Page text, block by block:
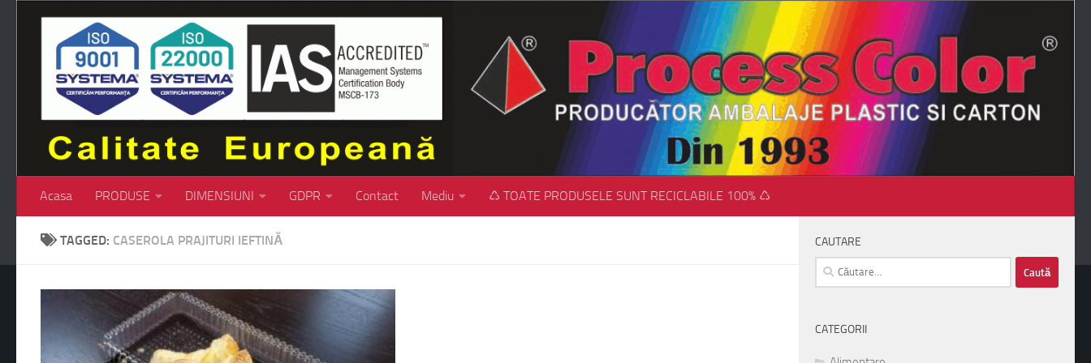
Skip to content
Acasa PRODUSE DIMENSIUNI GDPR Contact Mediu ♺ TOATE PRODUSELE SUNT RECICLABILE 100% ♺
TAGGED: CASEROLA PRAJITURI IEFTINĂ CAUTARE
Caută
după:
CATEGORII